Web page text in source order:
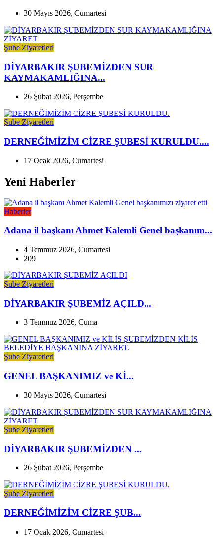
30 Mayıs 2026, Cumartesi
Şube Ziyaretleri
DİYARBAKIR ŞUBEMİZDEN SUR
KAYMAKAMLIĞINA...
26 Şubat 2026, Perşembe
Şube Ziyaretleri
DERNEĞİMİZİM CİZRE ŞUBESİ KURULDU....
17 Ocak 2026, Cumartesi
Yeni Haberler
Haberler
Adana il başkanı Ahmet Kalemli Genel başkanım...
4 Temmuz 2026, Cumartesi
209
Şube Ziyaretleri
DİYARBAKIR ŞUBEMİZ AÇILD...
3 Temmuz 2026, Cuma
Şube Ziyaretleri
GENEL BAŞKANIMIZ ve Kİ...
30 Mayıs 2026, Cumartesi
Şube Ziyaretleri
DİYARBAKIR ŞUBEMİZDEN ...
26 Şubat 2026, Perşembe
Şube Ziyaretleri
DERNEĞİMİZİM CİZRE ŞUB...
17 Ocak 2026, Cumartesi